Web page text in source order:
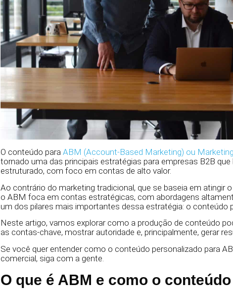
O conteúdo para ABM (Account-Based Marketing) ou
tornado uma das principais estratégias para empresas B2B
estruturado, com foco em contas de alto valor.
Ao contrário do marketing tradicional, que se baseia em atingir
o ABM foca em contas estratégicas, com abordagens
um dos pilares mais importantes dessa estratégia: o conteúdo
Neste artigo, vamos explorar como a produção de conteúdo
as contas-chave, mostrar autoridade e, principalmente, gerar
Se você quer entender como o conteúdo personalizado para
comercial, siga com a gente.
O que é ABM e como o